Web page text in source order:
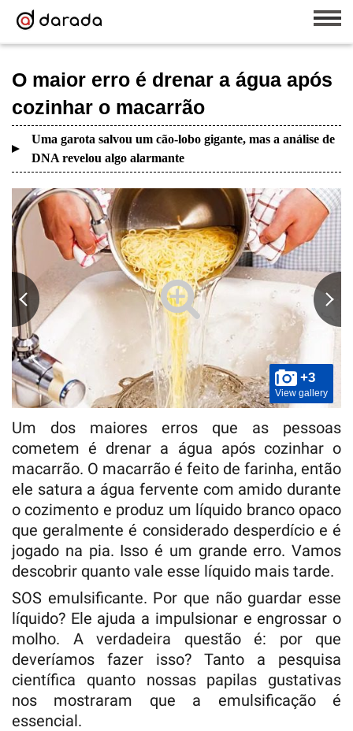
O maior erro é drenar a água após
cozinhar o macarrão
Uma garota salvou um cão-lobo gigante, mas a análise de
DNA revelou algo alarmante
+3
View gallery
Um dos maiores erros que as pessoas
cometem é drenar a água após cozinhar o
macarrão. O macarrão é feito de farinha, então
ele satura a água fervente com amido durante
o cozimento e produz um líquido branco opaco
que geralmente é considerado desperdício e é
jogado na pia. Isso é um grande erro. Vamos
descobrir quanto vale esse líquido mais tarde.
SOS emulsificante. Por que não guardar esse
líquido? Ele ajuda a impulsionar e engrossar o
molho. A verdadeira questão é: por que
deveríamos fazer isso? Tanto a pesquisa
científica quanto nossas papilas gustativas
nos mostraram que a emulsificação é
essencial.